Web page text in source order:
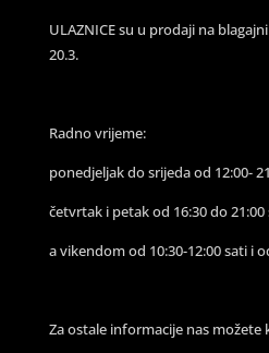
ULAZNICE su u prodaji na
20.3.
Radno vrijeme:
ponedjeljak do srijeda od 12:00-
četvrtak i petak od 16:30 do 21:00
a vikendom od 10:30-12:00 sati i
Za ostale informacije nas